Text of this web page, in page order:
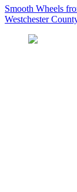
Smooth Wheels
Westchester